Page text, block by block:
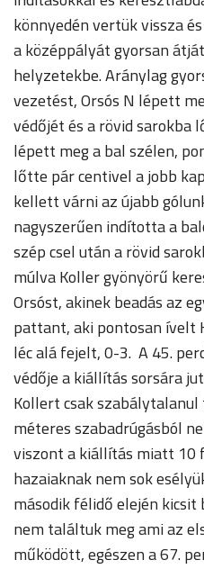
könnyedén vertük vissza
a középpályát gyorsan
helyzetekbe. Aránylag
vezetést, Orsós N lépett
védőjét és a rövid sarokba
lépett meg a bal szélen,
lőtte pár centivel a jobb
kellett várni az újabb
nagyszerűen indította a
szép csel után a rövid
múlva Koller gyönyörű
Orsóst, akinek beadás az
pattant, aki pontosan ívelt
léc alá fejelt, 0-3. A 45.
védője a kiállítás sorsára
Kollert csak
méteres szabadrúgásból
viszont a kiállítás miatt
hazaiaknak nem sok
második félidő elején
nem találtuk meg ami az
működött, egészen a 67.